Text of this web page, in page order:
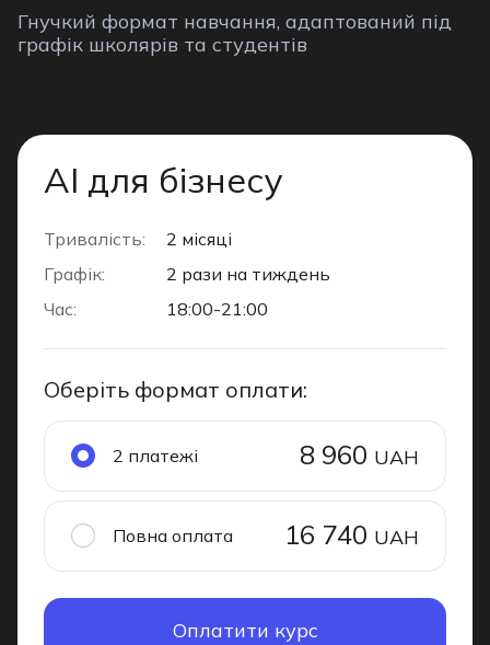
Гнучкий формат навчання, адаптований під
графік школярів та студентів
AI для бізнесу
Тривалість:
2 місяці
Графік:
2 рази на тиждень
Час:
18:00-21:00
Оберіть формат оплати:
2 платежі 8 960 UAH
Повна оплата 16 740 UAH
Оплатити курс